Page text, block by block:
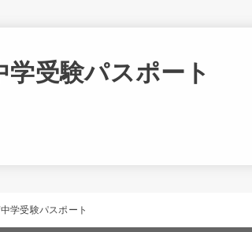
学受験パスポート
中学受験パスポート